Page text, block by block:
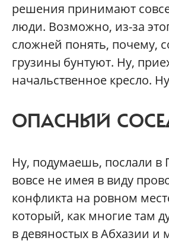
решения принимают
люди. Возможно, из-за
сложней понять, почему,
грузины бунтуют. Ну,
начальственное кресло.
ОПАСНЫЙ
Ну, подумаешь, послали
вовсе не имея в виду
конфликта на ровном
который, как многие там
в девяностых в Абхазии и